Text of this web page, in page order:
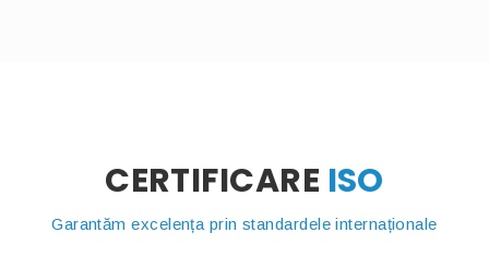
CERTIFICARE ISO
Garantăm excelența prin standardele internaționale